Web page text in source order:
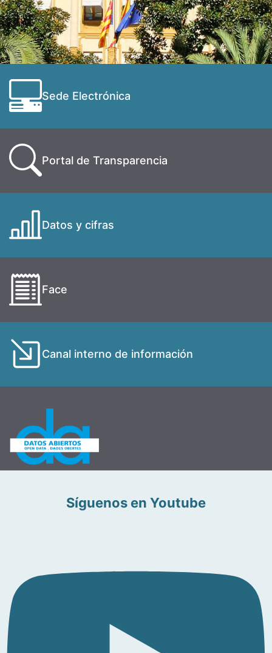
Sede Electrónica
Portal de Transparencia
Datos y cifras
Face
Canal interno de información
Síguenos en Youtube